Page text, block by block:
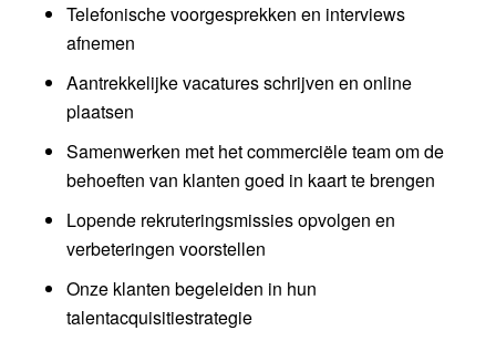
Telefonische voorgesprekken en interviews
afnemen
Aantrekkelijke vacatures schrijven en online
plaatsen
Samenwerken met het commerciële team om de
behoeften van klanten goed in kaart te brengen
Lopende rekruteringsmissies opvolgen en
verbeteringen voorstellen
Onze klanten begeleiden in hun
talentacquisitiestrategie